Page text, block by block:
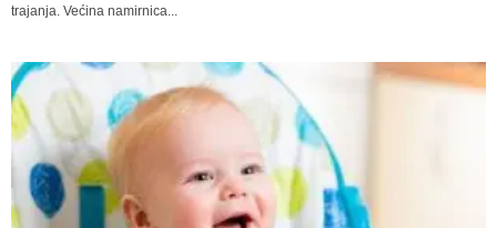
trajanja. Većina namirnica...